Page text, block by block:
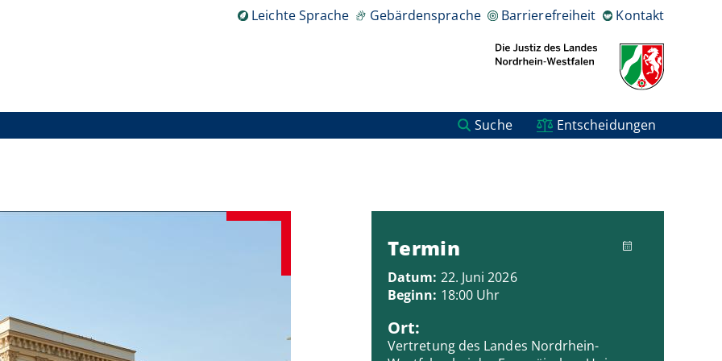
Leichte Sprache Gebärdensprache Barrierefreiheit Kontakt
Suche Entscheidungen
Termin
Datum: 22. Juni 2026
Beginn: 18:00 Uhr
Ort:
Vertretung des Landes Nordrhein-